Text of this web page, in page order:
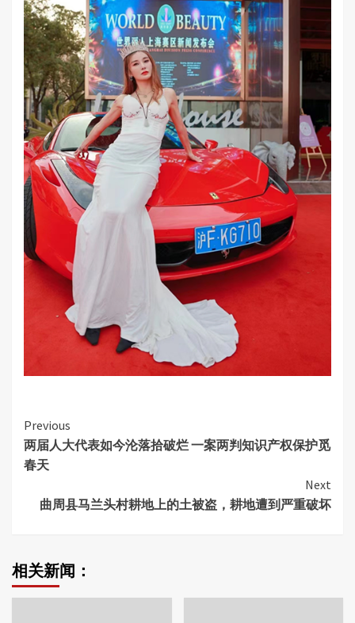
Continue
Reading
Previous
两届人大代表如今沦落拾破烂 一案两判知识产权保护觅
春天
Next
曲周县马兰头村耕地上的土被盗，耕地遭到严重破坏
相关新闻：